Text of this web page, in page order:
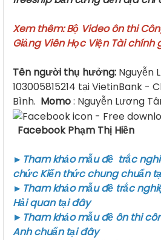
Xem thêm:Bộ Video ôn thi
Giảng Viên Học Viện Tài chính
Tên người thụ hưởng: Nguyễn
103005815214 tại VietinBank -
Bình. Momo: Nguyễn Lương
Facebook Phạm Thị Hiền
►Tham khảo mẫuđề trắc
chức Kiến thức chungchuẩn
►Tham khảo mẫuđề trắc
Hải quantạiđây
► Tham khảo mẫu đề ôn thi
Anhchuẩn tạiđây